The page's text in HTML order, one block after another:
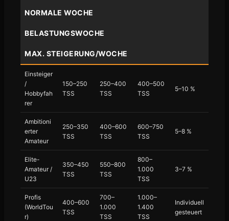
NORMALE WOCHE
BELASTUNGSWOCHE
MAX. STEIGERUNG/WOCHE
Einsteiger
/
Hobbyfah
rer
150–250
TSS
250–400
TSS
400–500
TSS
5–10 %
Ambitioni
erter
Amateur
250–350
TSS
400–600
TSS
600–750
TSS
5–8 %
Elite-
Amateur /
U23
350–450
TSS
550–800
TSS
800–
1.000
TSS
3–7 %
Profis
(WorldTou
r)
400–600
TSS
700–
1.000
TSS
1.000–
1.400
TSS
Individuell
gesteuert